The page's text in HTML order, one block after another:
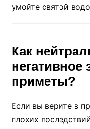
умойте святой
Как
негативное
приметы?
Если вы верите в
плохих